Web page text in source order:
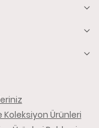
Koleksiyon Ürünleri